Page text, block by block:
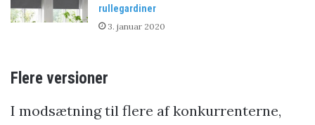
rullegardiner
3. januar 2020
Flere versioner
I modsætning til flere af konkurrenterne,